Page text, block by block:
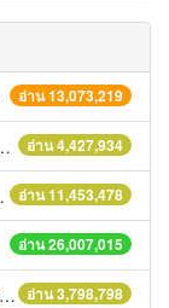
อ่าน 13,073,219
อ่าน 4,427,934
อ่าน 11,453,478
อ่าน 26,007,015
อ่าน 3,798,798